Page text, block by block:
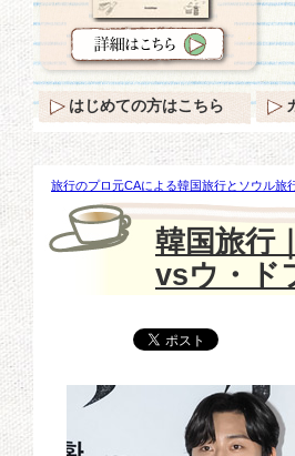
旅行のプロ元CAによる韓国旅行とソウル旅
マッチ【パク・ソジュンvsウ・ドファン】”
韓国旅行
vsウ・ド
はじめての方はこちら